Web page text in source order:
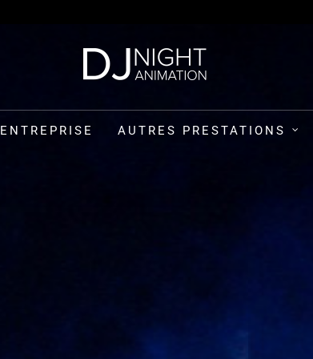
ENTREPRISE AUTRES PRESTATIONS